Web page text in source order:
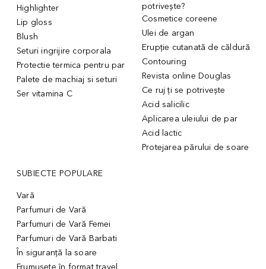
Highlighter
Lip gloss
Blush
Seturi ingrijire corporala
Protectie termica pentru par
Palete de machiaj si seturi
Ser vitamina C
potrivește?
Cosmetice coreene
Ulei de argan
Erupție cutanată de căldură
Contouring
Revista online Douglas
Ce ruj ți se potrivește
Acid salicilic
Aplicarea uleiului de par
Acid lactic
Protejarea părului de soare
SUBIECTE POPULARE
Vară
Parfumuri de Vară
Parfumuri de Vară Femei
Parfumuri de Vară Barbati
În siguranță la soare
Frumusețe în format travel